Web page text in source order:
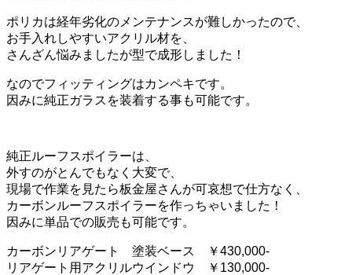
ポリカは経年劣化のメンテナンスが難しかったので、
お手入れしやすいアクリル材を、
さんざん悩みましたが型で成形しました！
なのでフィッティングはカンペキです。
因みに純正ガラスを装着する事も可能です。
純正ルーフスポイラーは、
外すのがとんでもなく大変で、
現場で作業を見たら板金屋さんが可哀想で仕方なく、
カーボンルーフスポイラーを作っちゃいました！
因みに単品での販売も可能です。
カーボンリアゲート 塗装ベース ￥430,000-
リアゲート用アクリルウインドウ ￥130,000-